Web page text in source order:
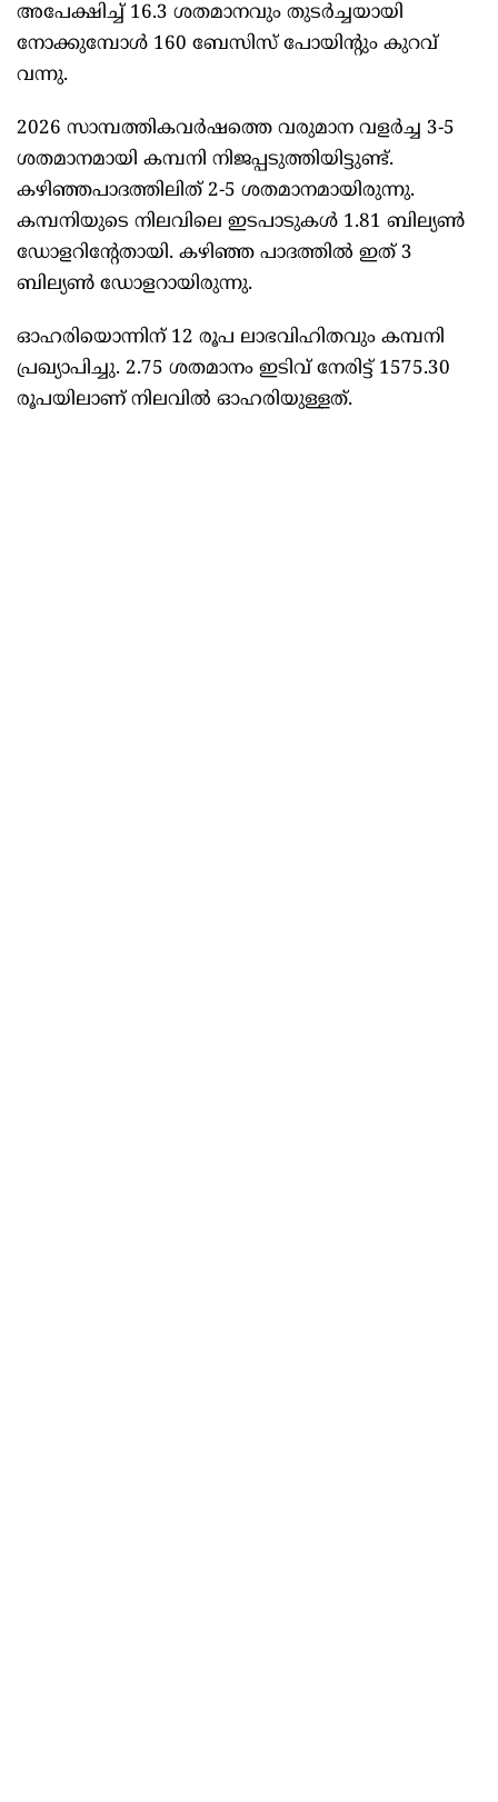
അപേക്ഷിച്ച് 16.3 ശതമാനവും തുടര്‍ച്ചയായി
നോക്കുമ്പോള്‍ 160 ബേസിസ് പോയിന്റും കുറവ്
വന്നു.
2026 സാമ്പത്തികവര്‍ഷത്തെ വരുമാന വളര്‍ച്ച 3-5
ശതമാനമായി കമ്പനി നിജപ്പടുത്തിയിട്ടുണ്ട്.
കഴിഞ്ഞപാദത്തിലിത് 2-5 ശതമാനമായിരുന്നു.
കമ്പനിയുടെ നിലവിലെ ഇടപാടുകള്‍ 1.81 ബില്യണ്‍
ഡോളറിന്റേതായി. കഴിഞ്ഞ പാദത്തില്‍ ഇത് 3
ബില്യണ്‍ ഡോളറായിരുന്നു.
ഓഹരിയൊന്നിന് 12 രൂപ ലാഭവിഹിതവും കമ്പനി
പ്രഖ്യാപിച്ചു. 2.75 ശതമാനം ഇടിവ് നേരിട്ട് 1575.30
രൂപയിലാണ് നിലവില്‍ ഓഹരിയുള്ളത്.